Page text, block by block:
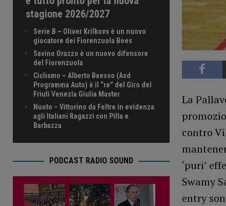
La
contro
‘puri’
Swamy
entry
stagione 2026/2027
Serie B – Oliver Krilkovs è un nuovo
giocatore dei Fiorenzuola Bees
Savino Orazzo è un nuovo difensore
del Fiorenzuola
Ciclismo – Alberto Baesso (Asd
Programma Auto) è il “re” del Giro del
Friuli Venezia Giulia Master
Nuoto – Vittorino da Feltre in evidenza
agli Italiani Ragazzi con Pilla e
Barbazza
PODCAST RADIO SOUND